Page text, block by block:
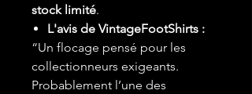
stock limité.
L'avis de VintageFootShirts :
“Un flocage pensé pour les
collectionneurs exigeants.
Probablement l’une des